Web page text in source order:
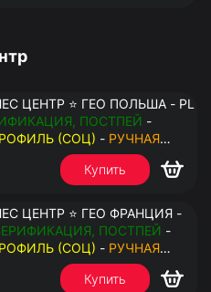
ЦЕНТР ⭐ ГЕО ПОЛЬША - PL
ПОСТПЕЙ -
(СОЦ) - РУЧНАЯ
К ПОЧТЕ - КУКИ - ВАТ
В АНТИДЕТЕКТ
Купить
ЦЕНТР ⭐ ГЕО ФРАНЦИЯ -
ПОСТПЕЙ -
(СОЦ) - РУЧНАЯ
К ПОЧТЕ - КУКИ - ВАТ
В АНТИДЕТЕКТ
Купить